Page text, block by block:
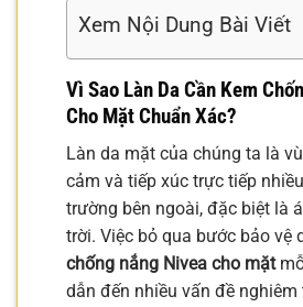
Xem Nội Dung Bài Viết
Vì Sao Làn Da Cần Kem
Cho Mặt Chuẩn Xác?
Làn da mặt của chúng ta là
cảm và tiếp xúc trực tiếp
trường bên ngoài, đặc biệt là
trời. Việc bỏ qua bước bảo vệ
chống nắng Nivea cho mặt
dẫn đến nhiều vấn đề